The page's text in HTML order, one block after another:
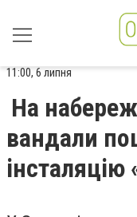
11:00, 6 липня
На
вандали
інсталяцію